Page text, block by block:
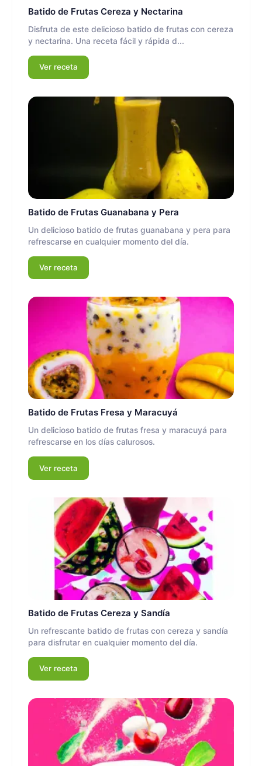
Batido de Frutas Cereza y Nectarina
Disfruta de este delicioso batido de frutas con cereza
y nectarina. Una receta fácil y rápida d...
Ver receta
Batido de Frutas Guanabana y Pera
Un delicioso batido de frutas guanabana y pera para
refrescarse en cualquier momento del día.
Ver receta
Batido de Frutas Fresa y Maracuyá
Un delicioso batido de frutas fresa y maracuyá para
refrescarse en los días calurosos.
Ver receta
Batido de Frutas Cereza y Sandía
Un refrescante batido de frutas con cereza y sandía
para disfrutar en cualquier momento del día.
Ver receta